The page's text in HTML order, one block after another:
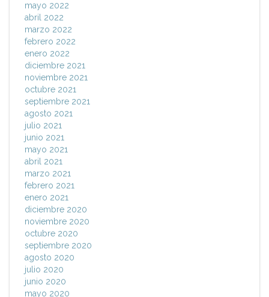
mayo 2022
abril 2022
marzo 2022
febrero 2022
enero 2022
diciembre 2021
noviembre 2021
octubre 2021
septiembre 2021
agosto 2021
julio 2021
junio 2021
mayo 2021
abril 2021
marzo 2021
febrero 2021
enero 2021
diciembre 2020
noviembre 2020
octubre 2020
septiembre 2020
agosto 2020
julio 2020
junio 2020
mayo 2020